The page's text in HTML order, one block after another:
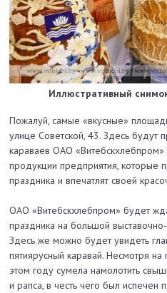
Иллюстративный
Пожалуй, самые «вкусные»
улице Советской, 43. Здесь будут
караваев ОАО «Витебскхлебпром»
продукции предприятия, которые
праздника и впечатлят своей
ОАО «Витебскхлебпром» будет
праздника на большой
Здесь же можно будет увидеть
пятиярусный каравай. Несмотря
этом году сумела намолотить
и рапса, в честь чего был испечен